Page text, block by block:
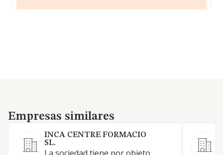
Empresas similares
Empresas similares
INCA CENTRE FORMACIO
SL.